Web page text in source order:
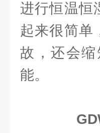
进行恒温恒
起来很简单
故，还会
能。